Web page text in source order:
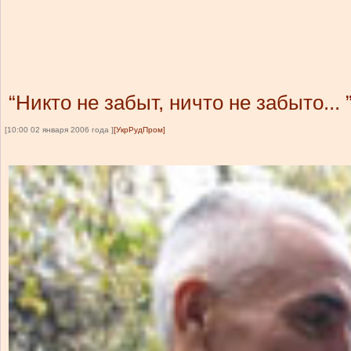
“Никто не забыт, ничто не забыто...
[10:00 02 января 2006 года ][УкрРудПром]